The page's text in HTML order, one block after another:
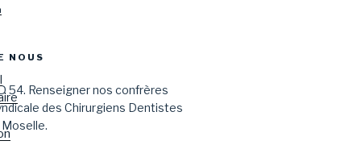
NOUS
54. Renseigner nos confrères
des Chirurgiens Dentistes